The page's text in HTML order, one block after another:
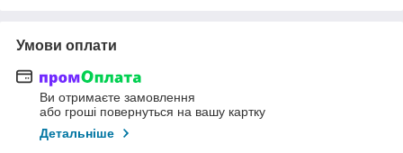
Умови оплати
Ви отримаєте замовлення
або гроші повернуться на вашу картку
Детальніше